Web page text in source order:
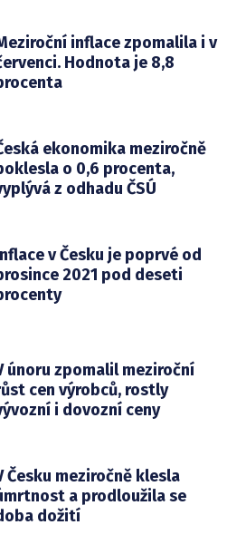
inflace zpomalila i v
Hodnota je 8,8
ekonomika meziročně
o 0,6 procenta,
z odhadu ČSÚ
v Česku je poprvé od
2021 pod deseti
únoru zpomalil meziroční
cen výrobců, rostly
i dovozní ceny
Česku meziročně klesla
a prodloužila se
dožití